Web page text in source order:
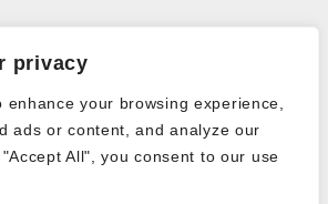
privacy
enhance your browsing experience,
ads or content, and analyze our
All", you consent to our use